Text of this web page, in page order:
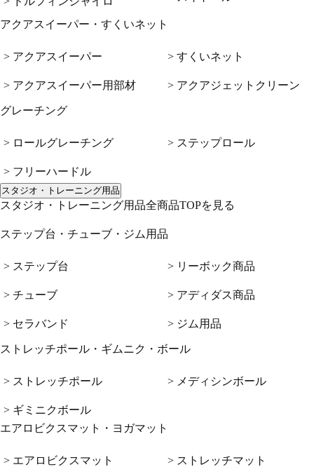
アクアスイーパー・すくいネット
> アクアスイーパー
> アクアスイーパー用部材
> すくいネット
> アクアジェットクリーン
グレーチング
> ロールグレーチング
> フリーハードル
> ステップロール
スタジオ・トレーニング用品
スタジオ・トレーニング用品全商品TOPを見る
ステップ台・チューブ・ジム用品
> ステップ台
> チューブ
> セラバンド
> リーボック商品
> アディダス商品
> ジム用品
ストレッチポール・ギムニク・ボール
> ストレッチポール
> ギミニクボール
> メディシンボール
エアロビクスマット・ヨガマット
> エアロビクスマット > ストレッチマット